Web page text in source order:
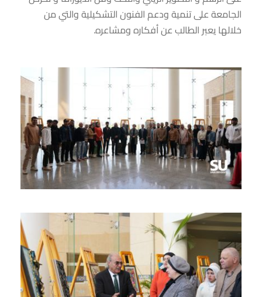
الجامعة على تنمية ودعم الفنون التشكيلية والتي من
خلالها يعبر الطالب عن أفكاره ومشاعره.